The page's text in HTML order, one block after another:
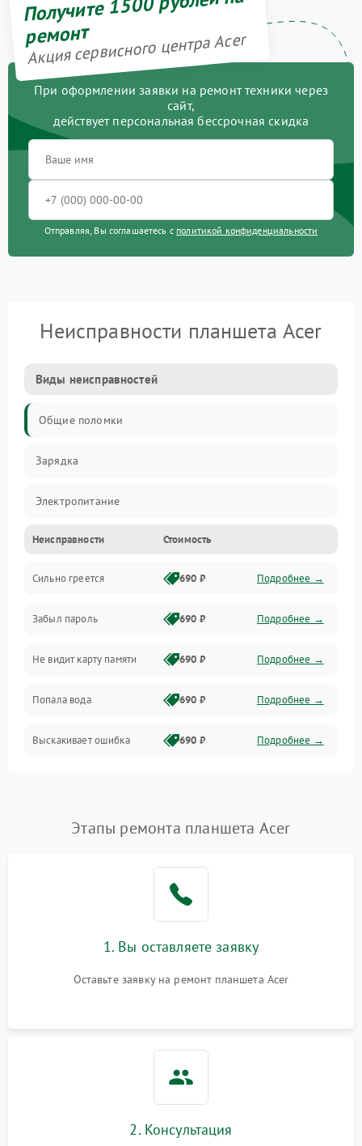
ремонт
Акция сервисного центра Acer
При оформлении заявки на ремонт техники через
сайт,
действует персональная бессрочная скидка
Отправляя, Вы соглашаетесь с политикой конфиденциальности
Неисправности планшета Acer
Виды неисправностей
Общие поломки
Зарядка
Электропитание
Экран и изображение
Дисплей
Экран (дисплей)
Связь
Разговор (микрофон, динамик)
Перегрев и нестабильная работа
Сеть и интернет
Память и данные
Режим работы
Неисправности Стоимость
Сильно греется 690 ₽ Подробнее →
Забыл пароль 690 ₽ Подробнее →
Не видит карту памяти 690 ₽ Подробнее →
Попала вода 690 ₽ Подробнее →
Выскакивает ошибка 690 ₽ Подробнее →
Этапы ремонта планшета Acer
1. Вы оставляете заявку
Оставьте заявку на ремонт планшета Acer
2. Консультация